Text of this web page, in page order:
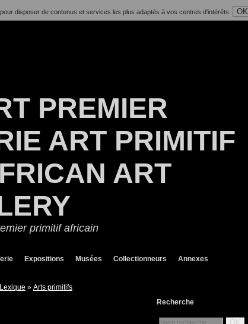
disposer de contenus et services les plus adaptés à vos centres d'intérêts. OK
PREMIER
ART PRIMITIF
ART
primitif africain
Expositions Musées Collectionneurs Annexes
Lexique » Arts primitifs
Recherche